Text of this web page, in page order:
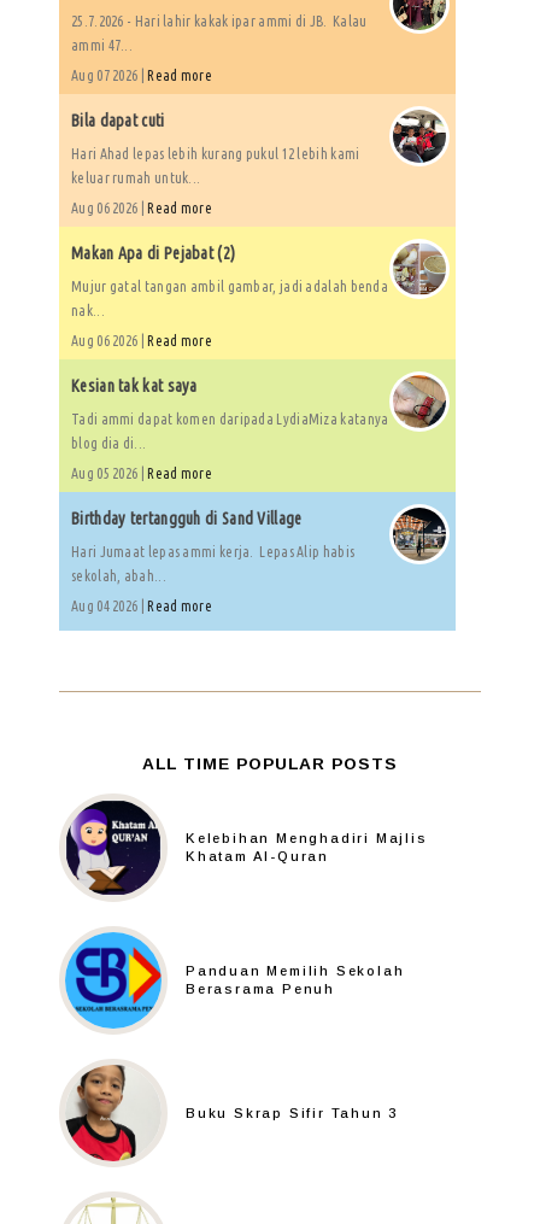
25.7.2026 - Hari lahir kakak ipar ammi di JB. Kalau
ammi 47...
Aug 07 2026 | Read more
Bila dapat cuti
Hari Ahad lepas lebih kurang pukul 12 lebih kami
keluar rumah untuk...
Aug 06 2026 | Read more
Makan Apa di Pejabat (2)
Mujur gatal tangan ambil gambar, jadi adalah benda
nak...
Aug 06 2026 | Read more
Kesian tak kat saya
Tadi ammi dapat komen daripada LydiaMiza katanya
blog dia di...
Aug 05 2026 | Read more
Birthday tertangguh di Sand Village
Hari Jumaat lepas ammi kerja. Lepas Alip habis
sekolah, abah...
Aug 04 2026 | Read more
ALL TIME POPULAR POSTS
Kelebihan Menghadiri Majlis
Khatam Al-Quran
Panduan Memilih Sekolah
Berasrama Penuh
Buku Skrap Sifir Tahun 3